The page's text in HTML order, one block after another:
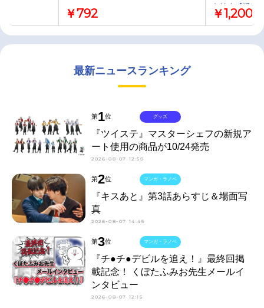
￥792
色社会【通常
￥1,200
最新ニュースランキング
第1位
『ツイステ』マスターシェフの新規ア
ート使用の商品が10/24発売
2026-08-07 12:50
グッズ
第2位
『キスあと』第3話あらすじ＆場面写
真
2026-08-07 14:45
マンガ・ラノベ
第3位
『チ●チ●デビルを追え！』最終回掲
載記念！ くぼたふみお先生メールイ
ンタビュー
2026-08-07 12:15
マンガ・ラノベ